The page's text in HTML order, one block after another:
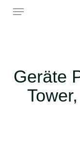
SkipMenu
Geräte